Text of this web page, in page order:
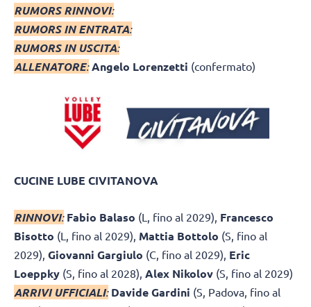
RUMORS RINNOVI:
RUMORS IN ENTRATA:
RUMORS IN USCITA:
ALLENATORE:Angelo Lorenzetti (confermato)
CUCINE LUBE CIVITANOVA
RINNOVI: Fabio Balaso (L, fino al 2029), Francesco
Bisotto (L, fino al 2029), Mattia Bottolo (S, fino al
2029), Giovanni Gargiulo (C, fino al 2029), Eric
Loeppky (S, fino al 2028), Alex Nikolov (S, fino al 2029)
ARRIVI UFFICIALI: Davide Gardini (S, Padova, fino al